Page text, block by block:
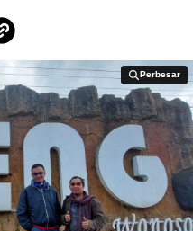
Perbesar
Perbesar